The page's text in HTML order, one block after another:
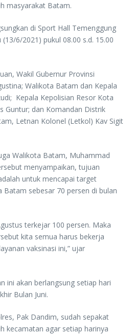
masyarakat Batam.
di Sport Hall Temenggung
6/2021) pukul 08.00 s.d. 15.00
Wakil Gubernur Provinsi
Walikota Batam dan Kepala
Kepala Kepolisian Resor Kota
Guntur; dan Komandan Distrik
Letnan Kolonel (Letkol) Kav Sigit
Walikota Batam, Muhammad
menyampaikan, tujuan
untuk mencapai target
Batam sebesar 70 persen di bulan
terkejar 100 persen. Maka
kita semua harus bekerja
vaksinasi ini,” ujar
ini akan berlangsung setiap hari
Bulan Juni.
Pak Dandim, sudah sepakat
kecamatan agar setiap harinya